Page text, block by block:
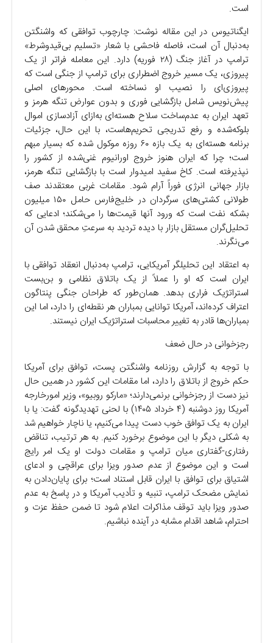
است.
ایگناتیوس در این مقاله نوشت: چارچوب توافقی که واشنگتن
به‌دنبال آن است، فاصله فاحشی با شعار «تسلیم بی‌قیدوشرط»
ترامپ در آغاز جنگ (۲۸ فوریه) دارد. این معامله فراتر از یک
پیروزی، یک مسیر خروج اضطراری برای ترامپ از جنگی است که
پیروزی‌ای را نصیب او نساخته است. محور‌های اصلی
پیش‌نویس شامل بازگشایی فوری و بدون عوارض تنگه هرمز و
تعهد ایران به عدم‌ساخت سلاح هسته‌ای به‌ازای آزادسازی اموال
بلوکه‌شده و رفع تدریجی تحریم‌هاست، با این حال، جزئیات
برنامه هسته‌ای به یک بازه ۶۰ روزه موکول شده که بسیار مبهم
است؛ چرا که ایران هنوز خروج اورانیوم غنی‌شده از کشور را
نپذیرفته است. کاخ سفید امیدوار است با بازگشایی تنگه هرمز،
بازار جهانی انرژی فوراً آرام شود. مقامات غربی معتقدند صف
طولانی کشتی‌های سرگردان در خلیج‌فارس حامل ۱۵۰ میلیون
بشکه نفت است که ورود آنها قیمت‌ها را می‌شکند؛ ادعایی که
تحلیل‌گران مستقل بازار با دیده تردید به سرعتِ محقق شدن آن
می‌نگرند.
به اعتقاد این تحلیلگر آمریکایی، ترامپ به‌دنبال انعقاد توافقی با
ایران است که او را عملاً از یک باتلاق نظامی و بن‌بست
استراتژیک فراری بدهد. همان‌طور که طراحان جنگی پنتاگون
اعتراف کرده‌اند، آمریکا توانایی بمباران هر نقطه‌ای را دارد، اما این
بمباران‌ها قادر به تغییر محاسبات استراتژیک ایران نیستند.
رجزخوانی در حال ضعف
با توجه به گزارش روزنامه واشنگتن پست، توافق برای آمریکا
حکم خروج از باتلاق را دارد، اما مقامات این کشور در همین حال
نیز دست از رجزخوانی برنمی‌دارند؛ «مارکو روبیو»، وزیر امورخارجه
آمریکا روز دوشنبه (۴ خرداد ۱۴۰۵) با لحنی تهدیدگونه گفت: یا با
ایران به یک توافق خوب دست پیدا می‌کنیم، یا ناچار خواهیم شد
به شکلی دیگر با این موضوع برخورد کنیم. به هر ترتیب، تناقض
رفتاری-گفتاری میان ترامپ و مقامات دولت او یک امر رایج
است و این موضوع از عدم صدور ویزا برای عراقچی و ادعای
اشتیاق برای توافق با ایران قابل استناد است؛ برای پایان‌دادن به
نمایش مضحک ترامپ، تنبیه و تأدیب آمریکا و در پاسخ به عدم
صدور ویزا باید توقف مذاکرات اعلام شود تا ضمن حفظ عزت و
احترام، شاهد اقدام مشابه در آینده نباشیم.